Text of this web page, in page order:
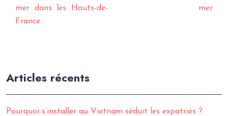
mer dans les Hauts-de-
France
mer
Articles récents
Pourquoi s’installer au Vietnam séduit les expatriés ?